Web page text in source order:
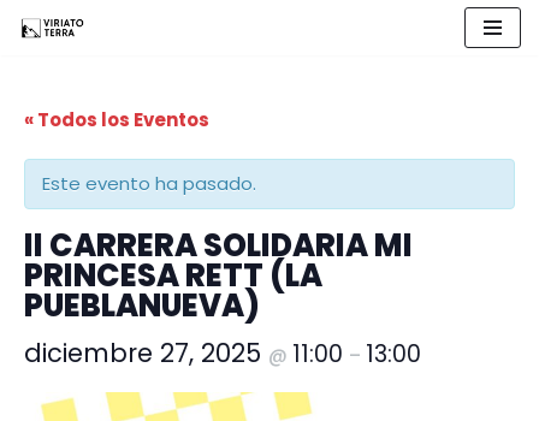
contenido
« Todos los Eventos
Este evento ha pasado.
II CARRERA SOLIDARIA MI
PRINCESA RETT (LA
PUEBLANUEVA)
diciembre 27, 2025 @ 11:00 – 13:00